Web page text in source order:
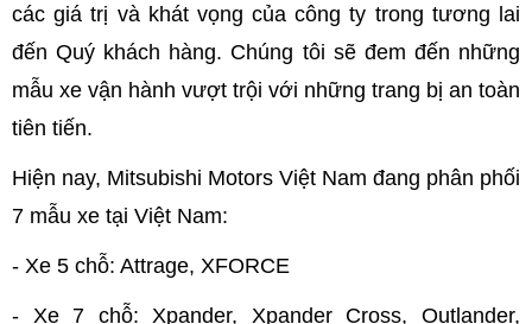
các giá trị và khát vọng của công ty trong tương lai
đến Quý khách hàng. Chúng tôi sẽ đem đến những
mẫu xe vận hành vượt trội với những trang bị an toàn
tiên tiến.
Hiện nay, Mitsubishi Motors Việt Nam đang phân phối
7 mẫu xe tại Việt Nam:
- Xe 5 chỗ: Attrage, XFORCE
- Xe 7 chỗ: Xpander, Xpander Cross, Outlander,